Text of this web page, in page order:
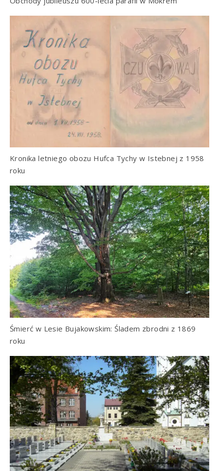
Kronika letniego obozu Hufca Tychy w Istebnej z 1958
roku
Śmierć w Lesie Bujakowskim: Śladem zbrodni z 1869
roku